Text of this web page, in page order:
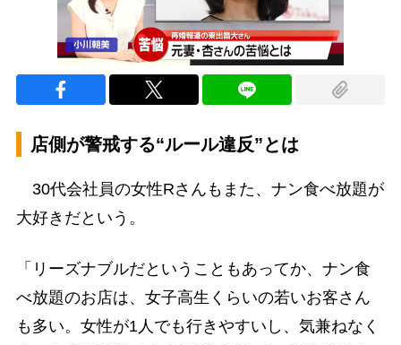
店側が警戒する“ルール違反”とは
30代会社員の女性Rさんもまた、ナン食べ放題が
大好きだという。
「リーズナブルだということもあってか、ナン食
べ放題のお店は、女子高生くらいの若いお客さん
も多い。女性が1人でも行きやすいし、気兼ねなく